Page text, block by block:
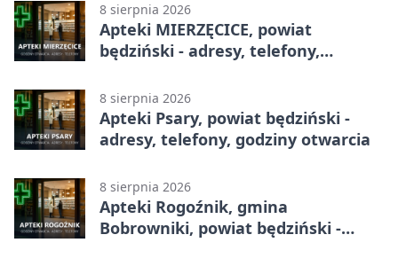
8 sierpnia 2026
Apteki MIERZĘCICE, powiat
będziński - adresy, telefony,
8 sierpnia 2026
Apteki Psary, powiat będziński -
adresy, telefony, godziny otwarcia
8 sierpnia 2026
Apteki Rogoźnik, gmina
Bobrowniki, powiat będziński -